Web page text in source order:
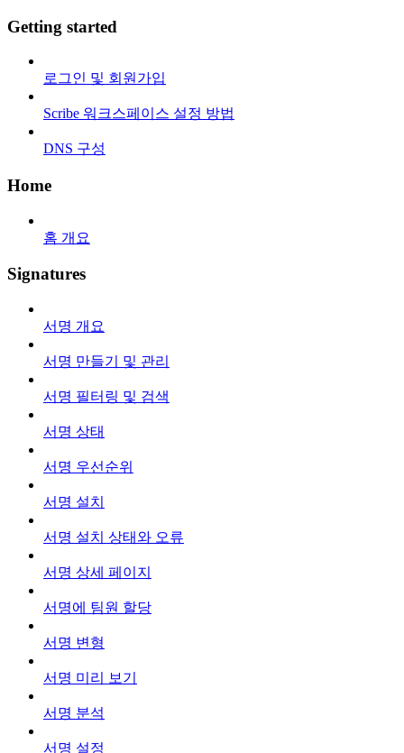
Getting started
로그인 및 회원가입
Scribe 워크스페이스 설정 방법
DNS 구성
Home
홈 개요
Signatures
서명 개요
서명 만들기 및 관리
서명 필터링 및 검색
서명 상태
서명 우선순위
서명 설치
서명 설치 상태와 오류
서명 상세 페이지
서명에 팀원 할당
서명 변형
서명 미리 보기
서명 분석
서명 설정